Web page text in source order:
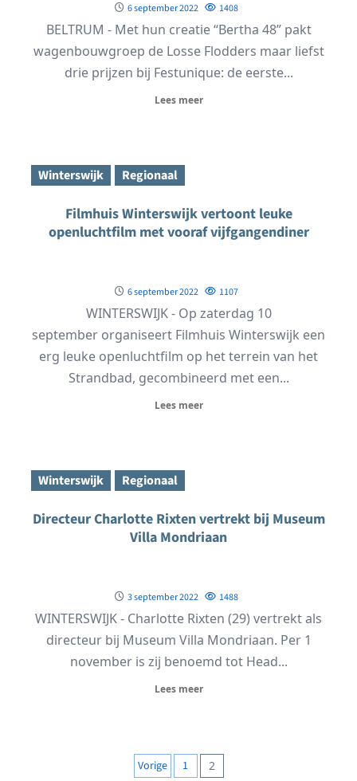
6 september 2022 1408
BELTRUM - Met hun creatie “Bertha 48” pakt
wagenbouwgroep de Losse Flodders maar liefst
drie prijzen bij Festunique: de eerste...
Lees meer
Winterswijk Regionaal
Filmhuis Winterswijk vertoont leuke
openluchtfilm met vooraf vijfgangendiner
6 september 2022 1107
WINTERSWIJK - Op zaterdag 10
september organiseert Filmhuis Winterswijk een
erg leuke openluchtfilm op het terrein van het
Strandbad, gecombineerd met een...
Lees meer
Winterswijk Regionaal
Directeur Charlotte Rixten vertrekt bij Museum
Villa Mondriaan
3 september 2022 1488
WINTERSWIJK - Charlotte Rixten (29) vertrekt als
directeur bij Museum Villa Mondriaan. Per 1
november is zij benoemd tot Head...
Lees meer
Berichten
Vorige 1 2